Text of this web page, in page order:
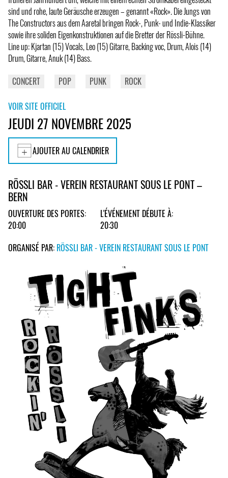
sind und rohe, laute Geräusche erzeugen – genannt «Rock». Die Jungs von
The Constructors aus dem Aaretal bringen Rock-, Punk- und Indie-Klassiker
sowie ihre soliden Eigenkonstruktionen auf die Bretter der Rössli-Bühne.
Line up: Kjartan (15) Vocals, Leo (15) Gitarre, Backing voc, Drum, Alois (14)
Drum, Gitarre, Anuk (14) Bass.
CONCERT
POP PUNK ROCK
VOIR SITE OFFICIEL
JEUDI 27 NOVEMBRE 2025
AJOUTER AU CALENDRIER
RÖSSLI BAR - VEREIN RESTAURANT SOUS LE PONT –
BERN
OUVERTURE DES PORTES:
20:00
L'ÉVÉNEMENT DÉBUTE À:
20:30
ORGANISÉ PAR: RÖSSLI BAR - VEREIN RESTAURANT SOUS LE PONT